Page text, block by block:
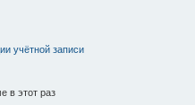
учётной записи
в этот раз